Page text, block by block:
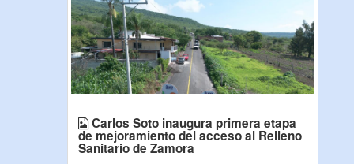
Carlos Soto inaugura primera etapa
de mejoramiento del acceso al Relleno
Sanitario de Zamora